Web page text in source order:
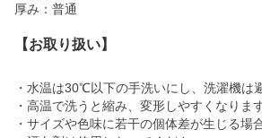
厚み：普通
【お取り扱い】
・水温は30℃以下の手洗いにし、洗濯機は
・高温で洗うと縮み、変形しやすくなります
・サイズや色味に若干の個体差が生じる場